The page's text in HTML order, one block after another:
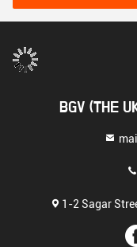
BGV (THE
1-2 Sagar